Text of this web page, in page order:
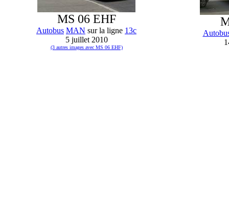
MS 06 EHF
Autobus MAN sur la ligne 13c
5 juillet 2010
(3 autres images avec MS 06 EHF)